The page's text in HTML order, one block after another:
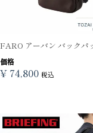
FARO アーバン バックパ
価格
¥ 74,800 税込